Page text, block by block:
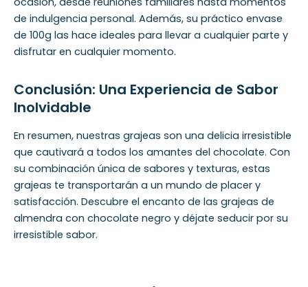
de indulgencia personal. Además, su práctico envase
de 100g las hace ideales para llevar a cualquier parte y
disfrutar en cualquier momento.
Conclusión: Una Experiencia de Sabor
Inolvidable
En resumen, nuestras grajeas son una delicia irresistible
que cautivará a todos los amantes del chocolate. Con
su combinación única de sabores y texturas, estas
grajeas te transportarán a un mundo de placer y
satisfacción. Descubre el encanto de las grajeas de
almendra con chocolate negro y déjate seducir por su
irresistible sabor.